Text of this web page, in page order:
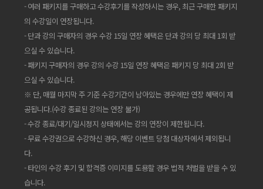
- 여러 패키지를 구매하고 수강후기를 작성하시는 경우, 최근 구매한 패키지
의 수강일이 연장됩니다.
- 단과 강의 구매자의 경우 수강 15일 연장 혜택은 단과 강의 당 최대 1회 받
으실 수 있습니다.
- 패키지 구매자의 경우 강의 수강 15일 연장 혜택은 패키지 당 최대 2회 받
으실 수 있습니다.
※ 단, 매월 마지막 주 기준 수강기간이 남아있는 경우에만 연장 혜택이 제
공됩니다.(수강 종료된 강의는 연장 불가)
- 수강 종료/대기/일시정지 상태에서는 강의 연장이 제한됩니다.
- 무료 수강권으로 수강하신 경우, 해당 이벤트 당첨 대상자에서 제외됩니
다.
- 타인의 수강 후기 및 합격증 이미지를 도용할 경우 법적 처벌을 받을 수 있
습니다.